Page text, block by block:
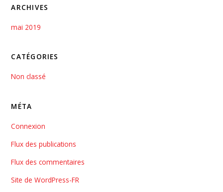
ARCHIVES
mai 2019
CATÉGORIES
Non classé
MÉTA
Connexion
Flux des publications
Flux des commentaires
Site de WordPress-FR